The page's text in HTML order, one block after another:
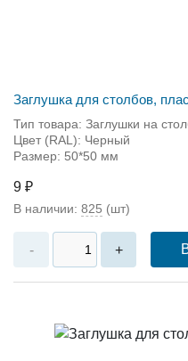
Заглушка для столбов,
Тип товара: Заглушки на
Цвет (RAL): Черный
Размер: 50*50 мм
9 ₽
В наличии: 825 (шт)
- +